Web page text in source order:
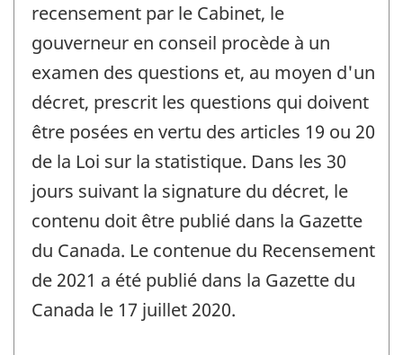
recensement par le Cabinet, le
gouverneur en conseil procède à un
examen des questions et, au moyen d'un
décret, prescrit les questions qui doivent
être posées en vertu des articles 19 ou 20
de la Loi sur la statistique. Dans les 30
jours suivant la signature du décret, le
contenu doit être publié dans la Gazette
du Canada. Le contenue du Recensement
de 2021 a été publié dans la Gazette du
Canada le 17 juillet 2020.